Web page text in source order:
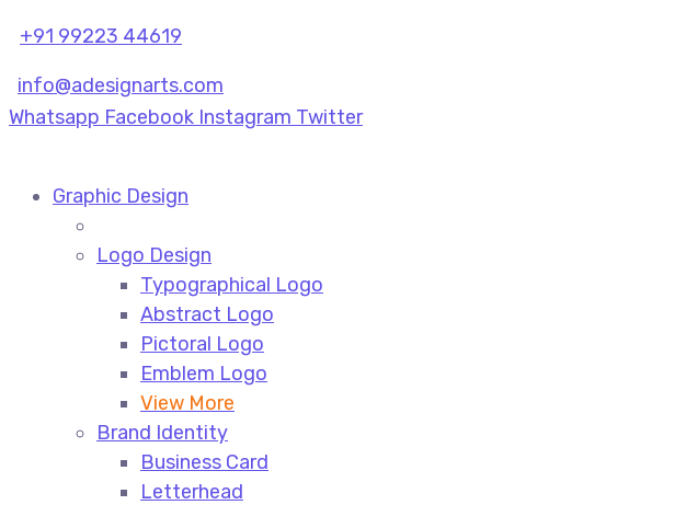
+91 99223 44619
info@adesignarts.com
Whatsapp Facebook Instagram Twitter
Graphic Design
Logo Design
Typographical Logo
Abstract Logo
Pictoral Logo
Emblem Logo
View More
Brand Identity
Business Card
Letterhead